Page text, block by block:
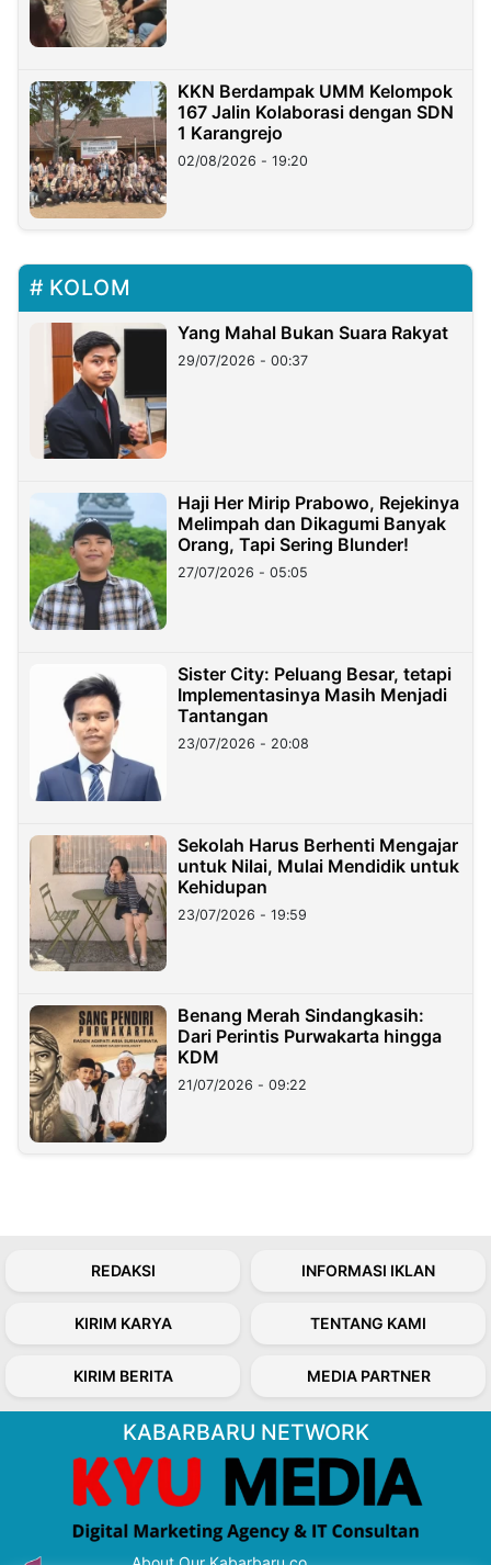
KKN Berdampak UMM Kelompok
167 Jalin Kolaborasi dengan SDN
1 Karangrejo
02/08/2026 - 19:20
KOLOM
Yang Mahal Bukan Suara Rakyat
29/07/2026 - 00:37
Haji Her Mirip Prabowo, Rejekinya
Melimpah dan Dikagumi Banyak
Orang, Tapi Sering Blunder!
27/07/2026 - 05:05
Sister City: Peluang Besar, tetapi
Implementasinya Masih Menjadi
Tantangan
23/07/2026 - 20:08
Sekolah Harus Berhenti Mengajar
untuk Nilai, Mulai Mendidik untuk
Kehidupan
23/07/2026 - 19:59
Benang Merah Sindangkasih:
Dari Perintis Purwakarta hingga
KDM
21/07/2026 - 09:22
REDAKSI INFORMASI IKLAN
KIRIM KARYA TENTANG KAMI
KIRIM BERITA MEDIA PARTNER
KABARBARU NETWORK